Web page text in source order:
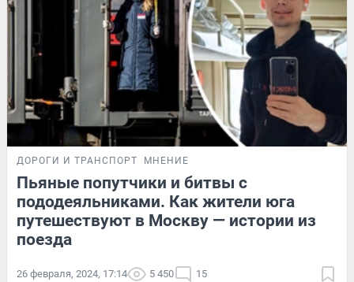
ДОРОГИ И ТРАНСПОРТ МНЕНИЕ
Пьяные попутчики и битвы с
пододеяльниками. Как жители юга
путешествуют в Москву — истории из
поезда
26 февраля, 2024, 17:14 5 450 15